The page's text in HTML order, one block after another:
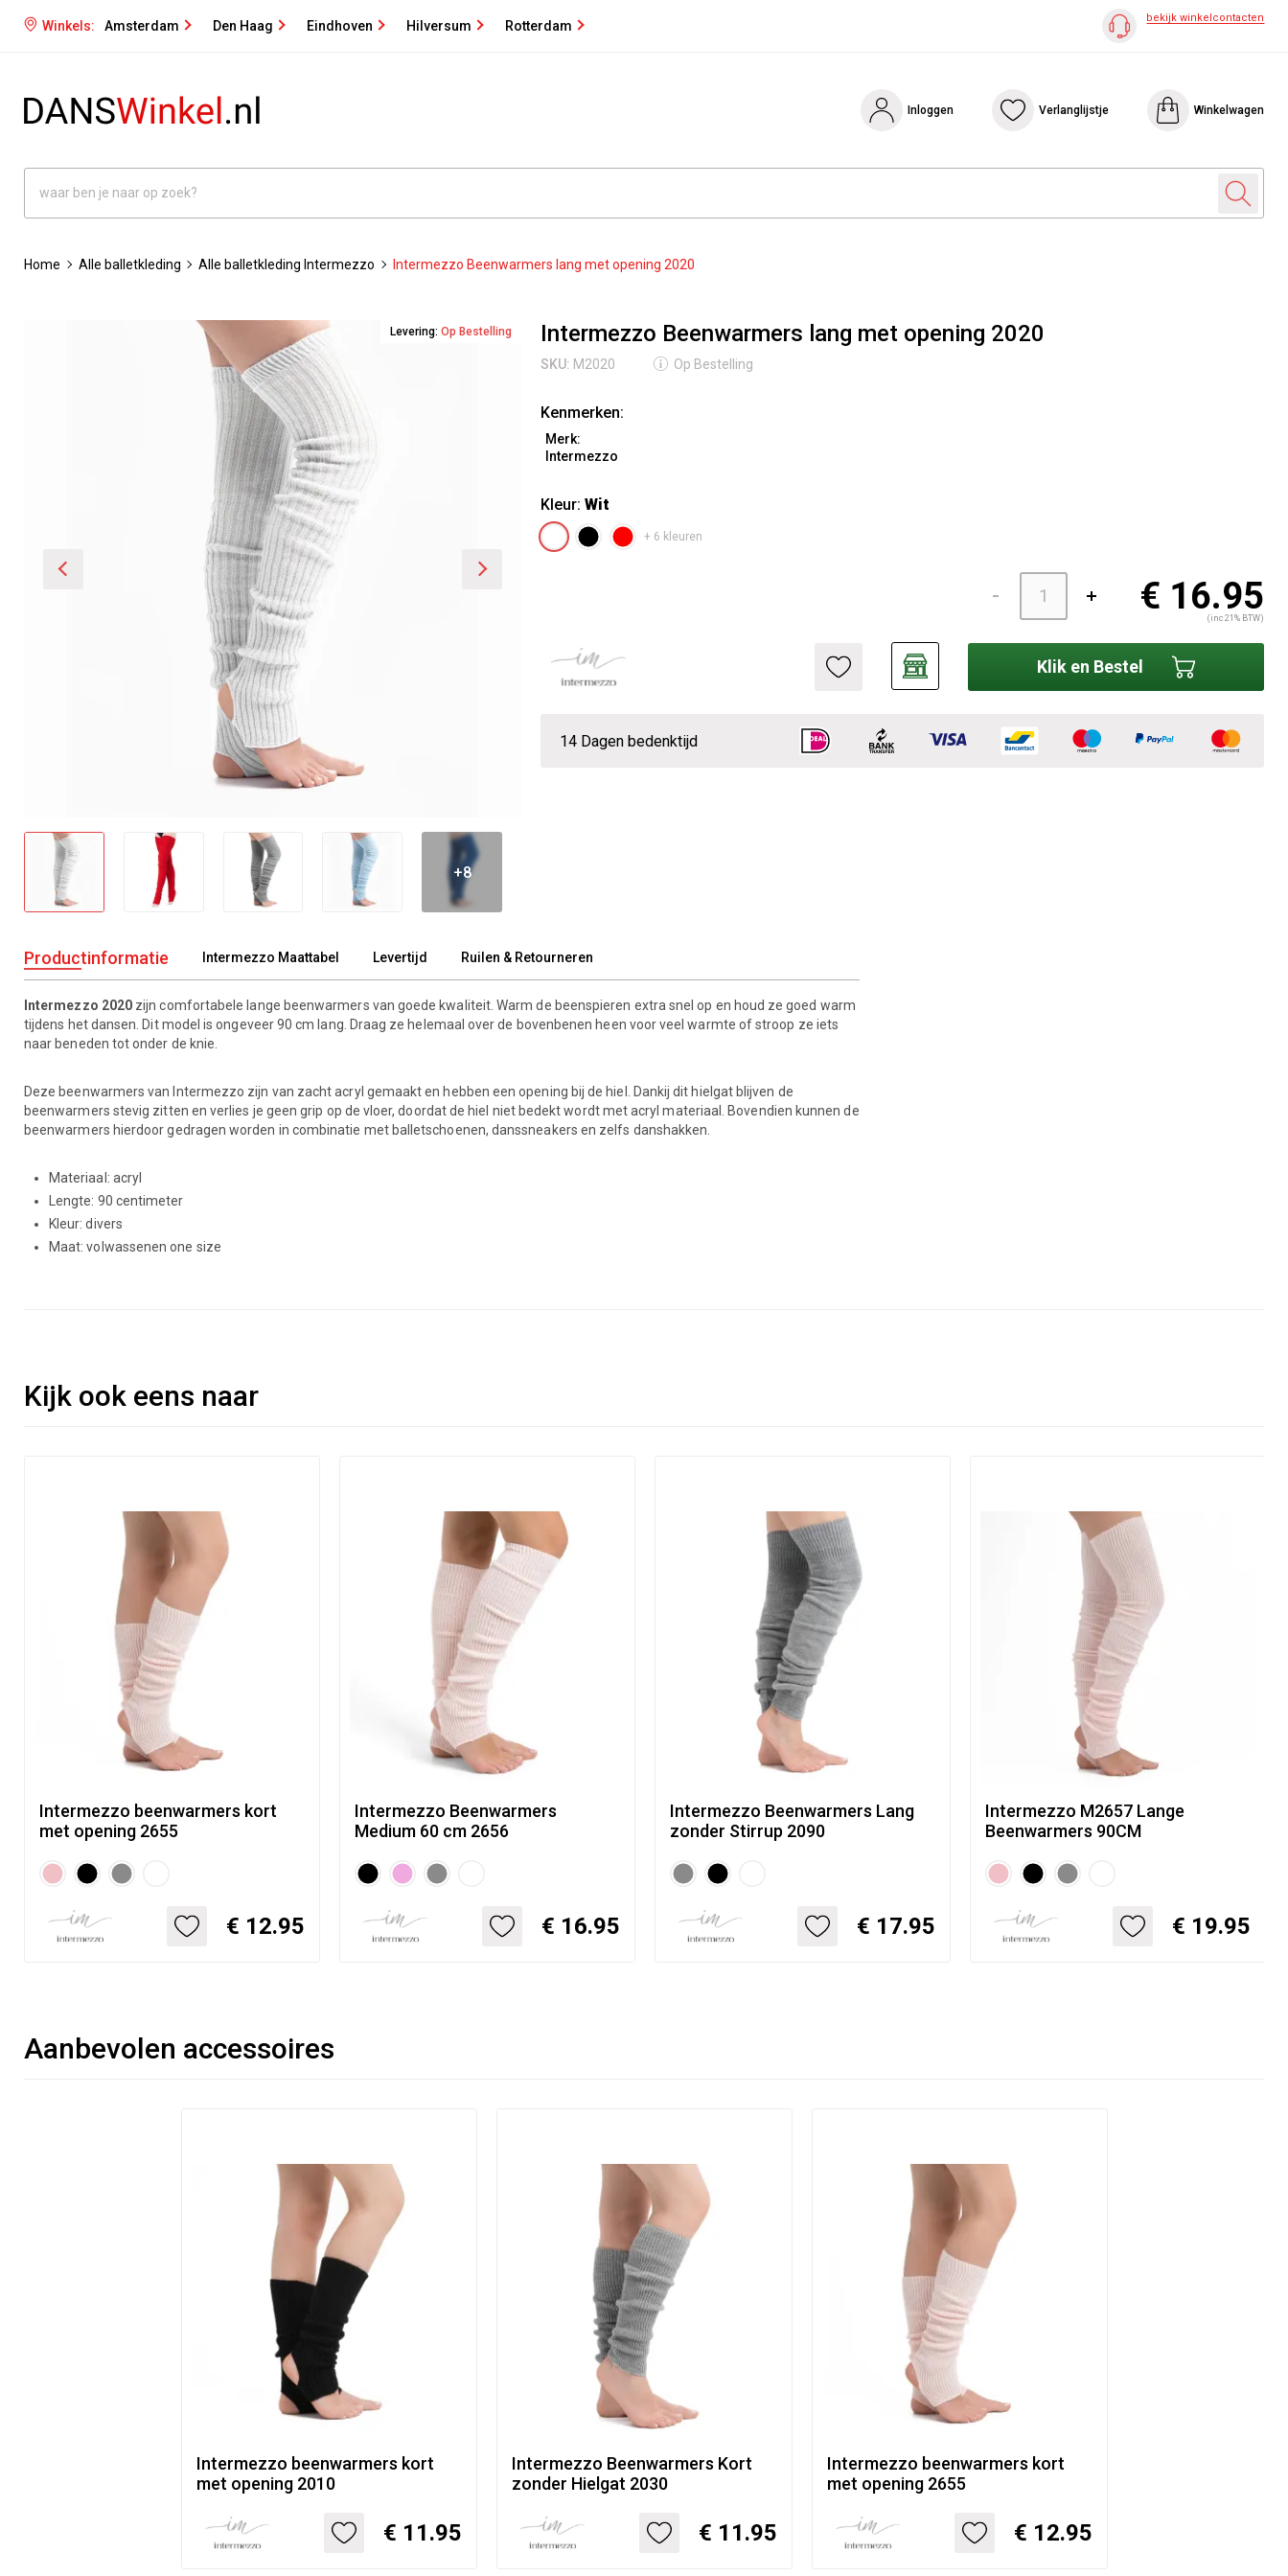
Winkels: Amsterdam Den Haag Eindhoven Hilversum Rotterdam
bekijk winkelcontacten
Inloggen Verlanglijstje Winkelwagen
Home Alle balletkleding Alle balletkleding Intermezzo Intermezzo Beenwarmers lang met opening 2020
Levering:Op Bestelling
+8
Intermezzo Beenwarmers lang met opening 2020
SKU: M2020 Op Bestelling
Kenmerken:
Merk:
Intermezzo
Kleur:Wit
+ 6 kleuren
€ 16.95
(inc 21% BTW)
Klik en Bestel
14 Dagen bedenktijd
Productinformatie Intermezzo Maattabel Levertijd Ruilen & Retourneren
Intermezzo 2020 zijn comfortabele lange beenwarmers van goede kwaliteit. Warm de beenspieren extra snel op en houd ze goed warm
tijdens het dansen. Dit model is ongeveer 90 cm lang. Draag ze helemaal over de bovenbenen heen voor veel warmte of stroop ze iets
naar beneden tot onder de knie.
Deze beenwarmers van Intermezzo zijn van zacht acryl gemaakt en hebben een opening bij de hiel. Dankij dit hielgat blijven de
beenwarmers stevig zitten en verlies je geen grip op de vloer, doordat de hiel niet bedekt wordt met acryl materiaal. Bovendien kunnen de
beenwarmers hierdoor gedragen worden in combinatie met balletschoenen, danssneakers en zelfs danshakken.
Materiaal: acryl
Lengte: 90 centimeter
Kleur: divers
Maat: volwassenen one size
Kijk ook eens naar
Intermezzo beenwarmers kort
met opening 2655
€ 12.95
Intermezzo Beenwarmers
Medium 60 cm 2656
€ 16.95
Intermezzo Beenwarmers Lang
zonder Stirrup 2090
€ 17.95
Intermezzo M2657 Lange
Beenwarmers 90CM
€ 19.95
Aanbevolen accessoires
Intermezzo beenwarmers kort
met opening 2010
€ 11.95
Intermezzo Beenwarmers Kort
zonder Hielgat 2030
€ 11.95
Intermezzo beenwarmers kort
met opening 2655
€ 12.95